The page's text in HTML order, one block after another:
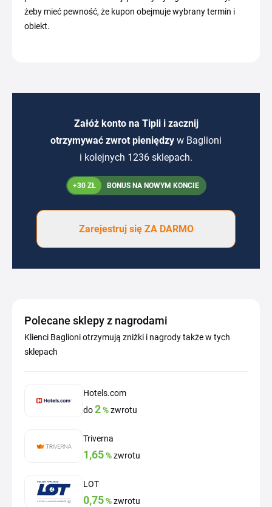
żeby mieć pewność, że kupon obejmuje wybrany termin i
obiekt.
Załóż konto na Tipli i zacznij
otrzymywać zwrot pieniędzy w Baglioni
i kolejnych 1236 sklepach.
+30 ZŁ BONUS NA NOWYM KONCIE
Zarejestruj się ZA DARMO
Polecane sklepy z nagrodami
Klienci Baglioni otrzymują zniżki i nagrody także w tych
sklepach
Hotels.com
do2%zwrotu
Triverna
1,65%zwrotu
LOT
0,75%zwrotu